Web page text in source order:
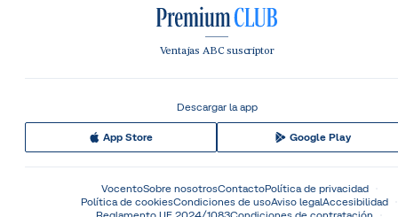
Ventajas ABC suscriptor
Descargar la app
App Store Google Play
VocentoSobre nosotrosContactoPolítica de privacidad
Política de cookiesCondiciones de usoAviso legalAccesibilidad